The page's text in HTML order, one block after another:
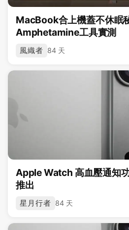
MacBook合上機蓋不休眠
Amphetamine工具實測
風織者 84 天
Apple Watch 高血壓通知
推出
星月行者 84 天